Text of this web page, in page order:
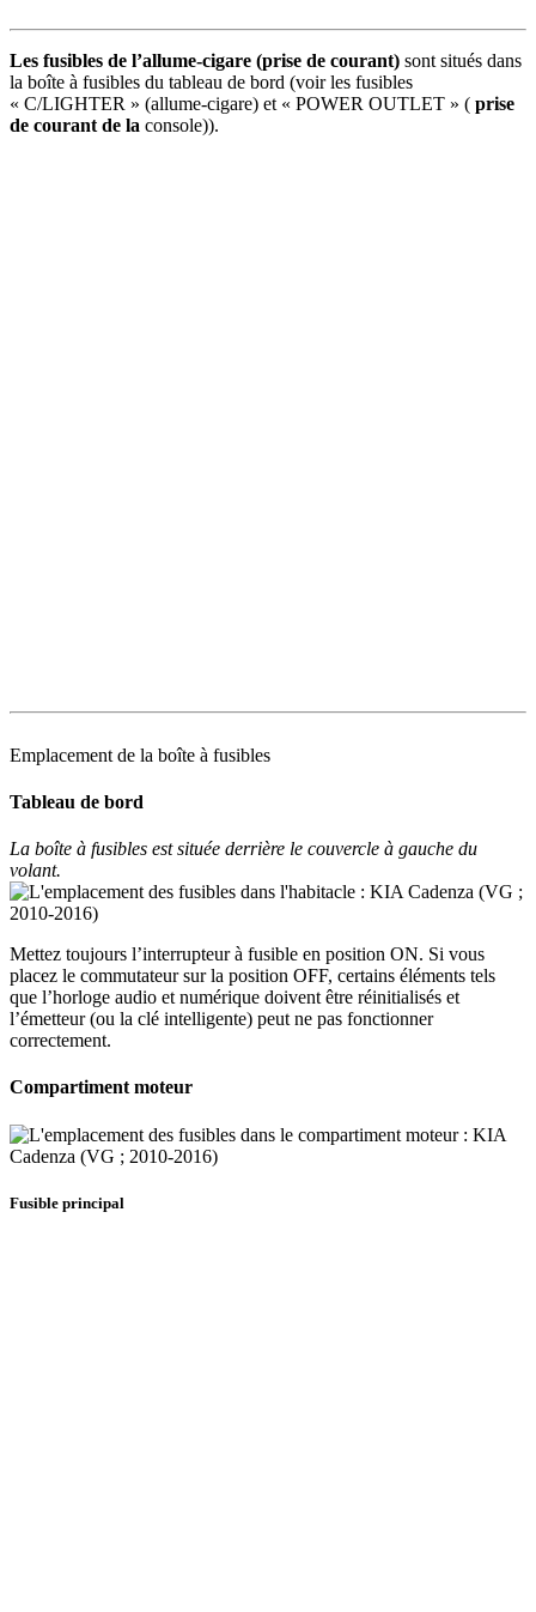
Les fusibles de l’allume-cigare (prise de courant) sont situés dans
la boîte à fusibles du tableau de bord (voir les fusibles
« C/LIGHTER » (allume-cigare) et « POWER OUTLET » ( prise
de courant de la console)).
Emplacement de la boîte à fusibles
Tableau de bord
La boîte à fusibles est située derrière le couvercle à gauche du
volant.
Mettez toujours l’interrupteur à fusible en position ON. Si vous
placez le commutateur sur la position OFF, certains éléments tels
que l’horloge audio et numérique doivent être réinitialisés et
l’émetteur (ou la clé intelligente) peut ne pas fonctionner
correctement.
Compartiment moteur
Fusible principal